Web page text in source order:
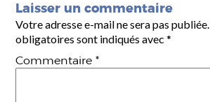
Laisser un commentaire
Votre adresse e-mail ne sera pas publiée.
obligatoires sont indiqués avec*
Commentaire*